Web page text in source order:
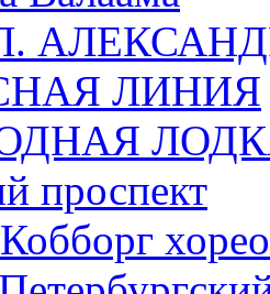
ЛИНИЯ
проспект